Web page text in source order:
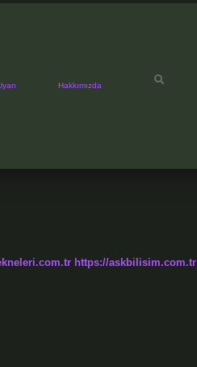
Hakkımızda
https://askbilisim.com.tr